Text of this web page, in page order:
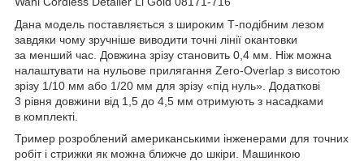
Дана модель поставляється з широким Т-подібним лезом
завдяки чому зручніше виводити точні лінії окантовки
за менший час. Довжина зрізу становить 0,4 мм. Ніж можна
налаштувати на нульове прилягання Zero-Overlap з висотою
зрізу 1/10 мм або 1/20 мм для зрізу «під нуль». Додаткові
3 рівня довжини від 1,5 до 4,5 мм отримують з насадками
в комплекті.
Тример розроблений американськими інженерами для точних
робіт і стрижки як можна ближче до шкіри. Машинкою